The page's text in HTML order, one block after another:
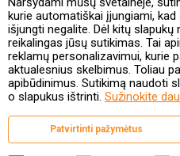
kurie automatiškai įjungiami,
išjungti negalite. Dėl kitų
reikalingas jūsų sutikimas. Tai
reklamų personalizavimui, kurie
aktualesnius skelbimus. Toliau
apibūdinimus. Sutikimą naudoti
o slapukus ištrinti. Sužinokite
Patvirtinti pažymėtus
Kontaktai ir Karjera
Taisyklės ir politika
Valstybinė vaistų
prie Lietuvos
Studentų g. 45A,